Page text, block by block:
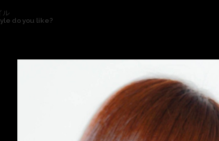
ル
do you like?